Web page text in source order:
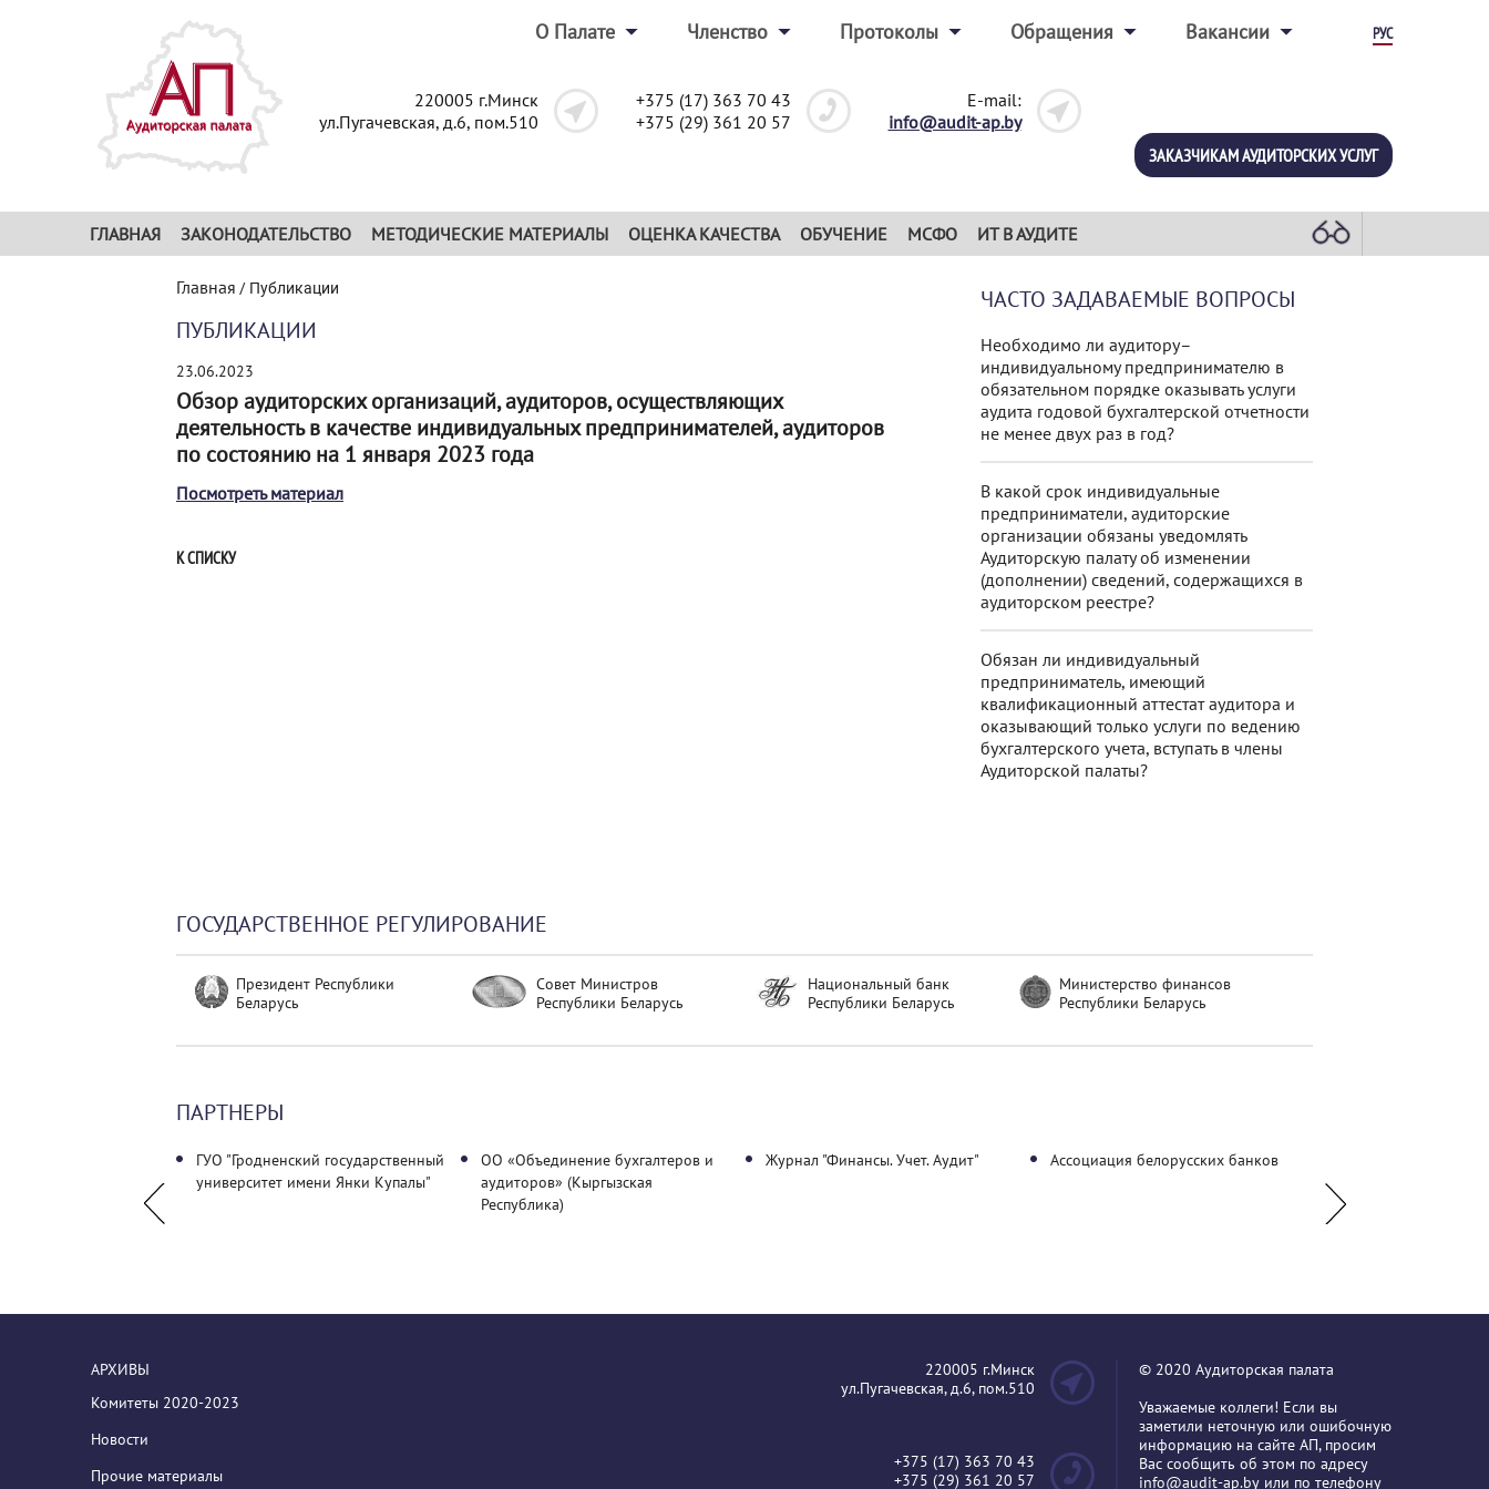
О Палате Членство Протоколы Обращения Вакансии РУС
220005 г.Минск
ул.Пугачевская, д.6, пом.510
+375 (17) 363 70 43
+375 (29) 361 20 57
E-mail:
info@audit-ap.by
ЗАКАЗЧИКАМ АУДИТОРСКИХ УСЛУГ
ГЛАВНАЯ ЗАКОНОДАТЕЛЬСТВО МЕТОДИЧЕСКИЕ МАТЕРИАЛЫ ОЦЕНКА КАЧЕСТВА ОБУЧЕНИЕ МСФО ИТ В АУДИТЕ
Главная / Публикации
ПУБЛИКАЦИИ
23.06.2023
Обзор аудиторских организаций, аудиторов, осуществляющих
деятельность в качестве индивидуальных предпринимателей, аудиторов
по состоянию на 1 января 2023 года
Посмотреть материал
К СПИСКУ
ЧАСТО ЗАДАВАЕМЫЕ ВОПРОСЫ
Необходимо ли аудитору–
индивидуальному предпринимателю в
обязательном порядке оказывать услуги
аудита годовой бухгалтерской отчетности
не менее двух раз в год?
В какой срок индивидуальные
предприниматели, аудиторские
организации обязаны уведомлять
Аудиторскую палату об изменении
(дополнении) сведений, содержащихся в
аудиторском реестре?
Обязан ли индивидуальный
предприниматель, имеющий
квалификационный аттестат аудитора и
оказывающий только услуги по ведению
бухгалтерского учета, вступать в члены
Аудиторской палаты?
ГОСУДАРСТВЕННОЕ РЕГУЛИРОВАНИЕ
Президент Республики
Беларусь
Совет Министров
Республики Беларусь
Национальный банк
Республики Беларусь
Министерство финансов
Республики Беларусь
ПАРТНЕРЫ
ГУО "Гродненский государственный
университет имени Янки Купалы"
ОО «Объединение бухгалтеров и
аудиторов» (Кыргызская
Республика)
Журнал "Финансы. Учет. Аудит" Ассоциация белорусских банков
АРХИВЫ
Комитеты 2020-2023
Новости
Прочие материалы
220005 г.Минск
ул.Пугачевская, д.6, пом.510
+375 (17) 363 70 43
+375 (29) 361 20 57
© 2020 Аудиторская палата
Уважаемые коллеги! Если вы
заметили неточную или ошибочную
информацию на сайте АП, просим
Вас сообщить об этом по адресу
info@audit-ap.by или по телефону